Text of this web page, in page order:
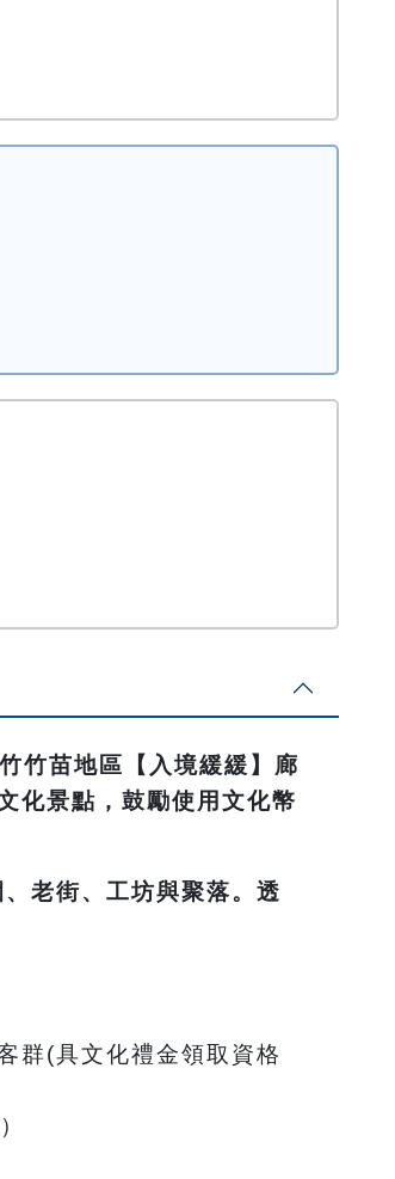
竹苗地區【入境緩緩】廊
化景點，鼓勵使用文化幣
老街、工坊與聚落。透
群(具文化禮金領取資格